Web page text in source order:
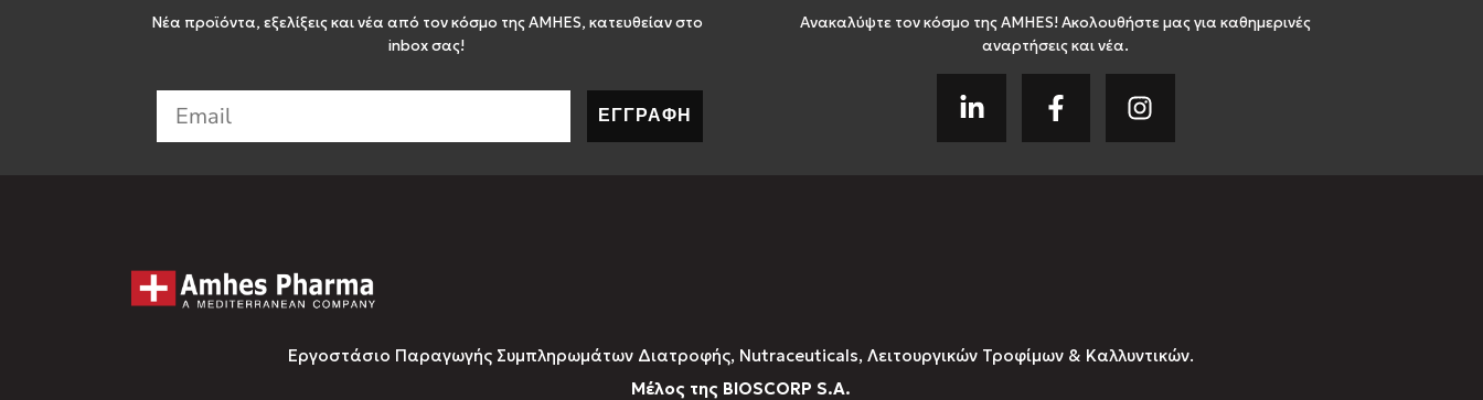
Νέα προϊόντα, εξελίξεις και νέα από τον κόσμο της AMHES, κατευθείαν στο
inbox σας!
ΕΓΓΡΑΦΗ
Ανακαλύψτε τον κόσμο της AMHES! Ακολουθήστε μας για καθημερινές
αναρτήσεις και νέα.
Εργοστάσιο Παραγωγής Συμπληρωμάτων Διατροφής, Νutraceuticals, Λειτουργικών Τροφίμων & Καλλυντικών.
Μέλος της BIOSCORP S.A.